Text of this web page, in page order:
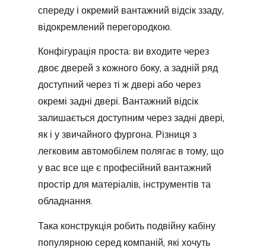
спереду і окремий вантажний відсік ззаду,
відокремлений перегородкою.
Конфігурація проста: ви входите через
двоє дверей з кожного боку, а задній ряд
доступний через ті ж двері або через
окремі задні двері. Вантажний відсік
залишається доступним через задні двері,
як і у звичайного фургона. Різниця з
легковим автомобілем полягає в тому, що
у вас все ще є професійний вантажний
простір для матеріалів, інструментів та
обладнання.
Така конструкція робить подвійну кабіну
популярною серед компаній, які хочуть